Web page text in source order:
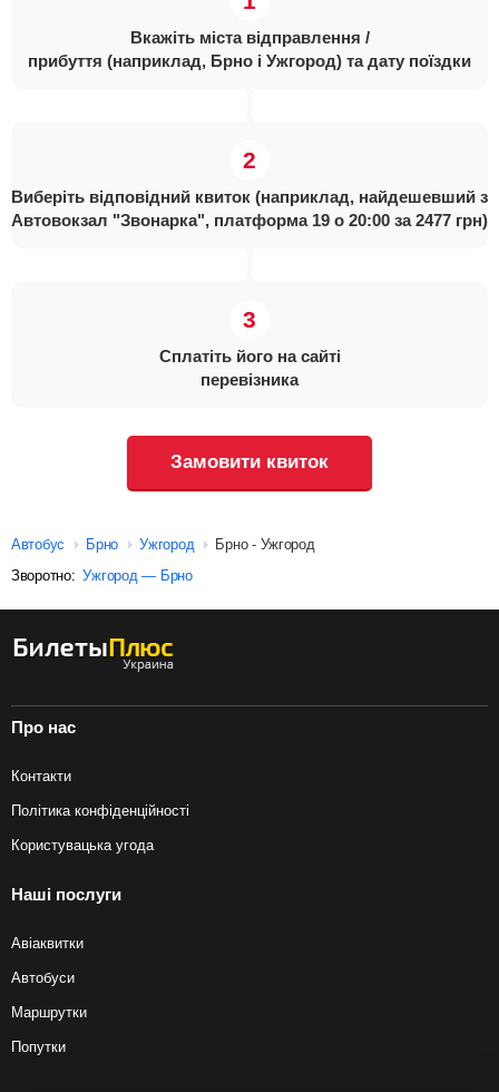
Вкажіть міста відправлення /
прибуття (наприклад, Брно і Ужгород) та дату поїздки
Виберіть відповідний квиток (наприклад, найдешевший з
Автовокзал "Звонарка", платформа 19 о 20:00 за 2477 грн)
Сплатіть його на сайті
перевізника
Замовити квиток
Автобус Брно Ужгород
Брно - Ужгород
Зворотно: Ужгород — Брно
Про нас
Контакти
Політика конфіденційності
Користувацька угода
Наші послуги
Авіаквитки
Автобуси
Маршрутки
Попутки